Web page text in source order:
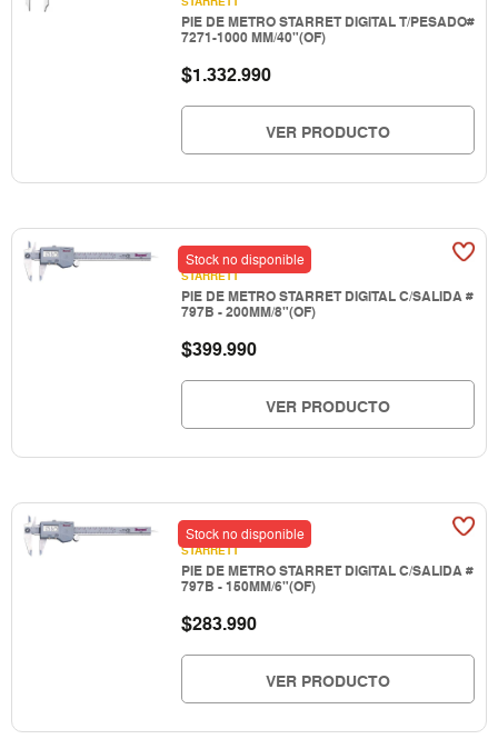
PIE DE METRO STARRET DIGITAL T/PESADO#
7271-1000 MM/40"(OF)
$1.332.990
VER PRODUCTO
Stock no disponible
STARRETT
PIE DE METRO STARRET DIGITAL C/SALIDA #
797B - 200MM/8"(OF)
$399.990
VER PRODUCTO
Stock no disponible
STARRETT
PIE DE METRO STARRET DIGITAL C/SALIDA #
797B - 150MM/6"(OF)
$283.990
VER PRODUCTO